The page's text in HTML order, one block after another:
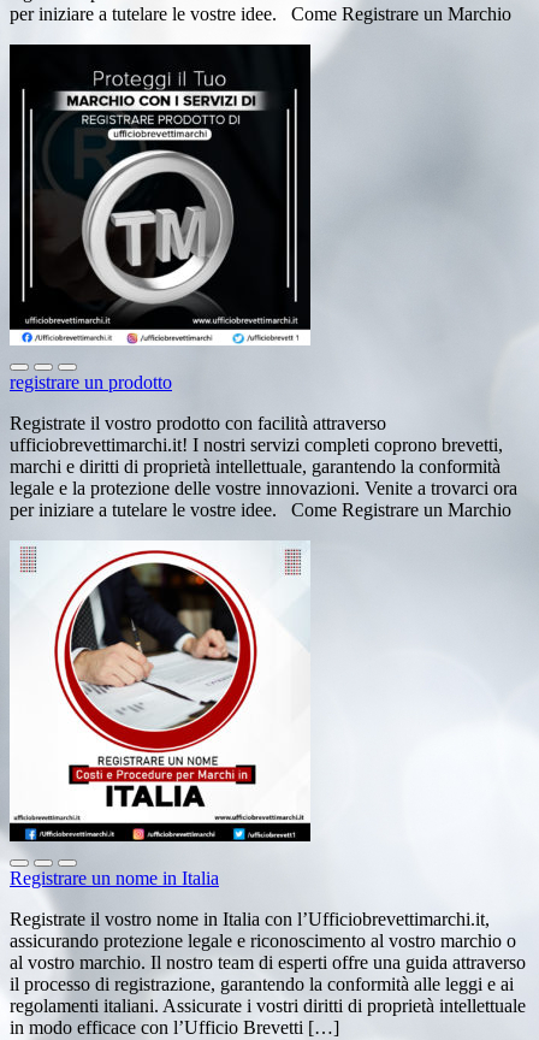
per iniziare a tutelare le vostre idee. Come Registrare un Marchio
registrare un prodotto
Registrate il vostro prodotto con facilità attraverso
ufficiobrevettimarchi.it! I nostri servizi completi coprono brevetti,
marchi e diritti di proprietà intellettuale, garantendo la conformità
legale e la protezione delle vostre innovazioni. Venite a trovarci ora
per iniziare a tutelare le vostre idee. Come Registrare un Marchio
Registrare un nome in Italia
Registrate il vostro nome in Italia con l’Ufficiobrevettimarchi.it,
assicurando protezione legale e riconoscimento al vostro marchio o
al vostro marchio. Il nostro team di esperti offre una guida attraverso
il processo di registrazione, garantendo la conformità alle leggi e ai
regolamenti italiani. Assicurate i vostri diritti di proprietà intellettuale
in modo efficace con l’Ufficio Brevetti […]